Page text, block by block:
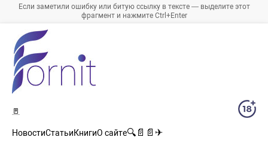
Если заметили ошибку или битую ссылку в тексте — выделите этот
фрагмент и нажмите Ctrl+Enter
🚪
НовостиСтатьиКнигиО сайте🔍 📄 📄 ✈